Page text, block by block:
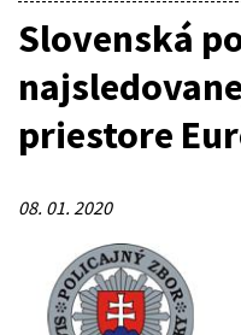
Slovenská
priestore
08. 01. 2020